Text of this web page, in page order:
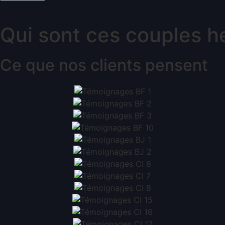
Qui sont ces couples
Ce que nos clients pensent